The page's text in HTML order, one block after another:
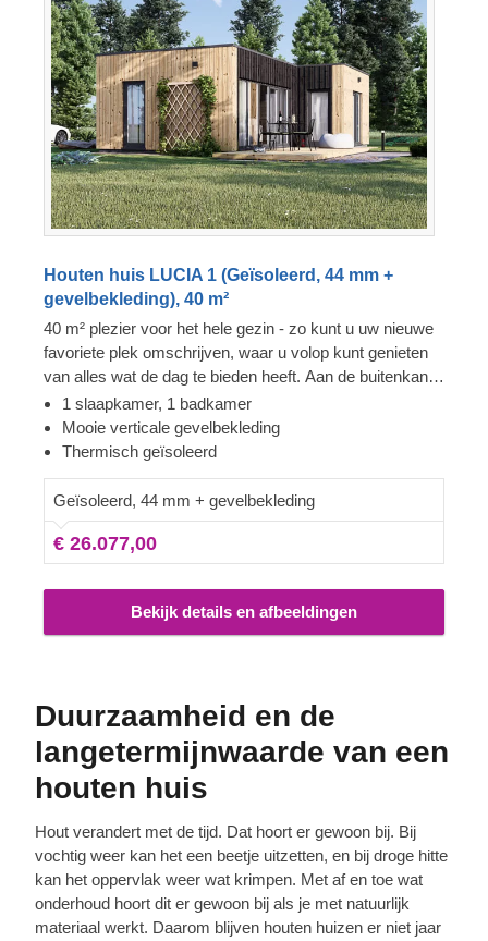
Houten huis LUCIA 1 (Geïsoleerd, 44 mm +
gevelbekleding), 40 m²
40 m² plezier voor het hele gezin - zo kunt u uw nieuwe
favoriete plek omschrijven, waar u volop kunt genieten
van alles wat de dag te bieden heeft. Aan de buitenkant
is het ontwerp zowel praktisch als harmonieus. Binnen
is het heerlijk comfortabel en slim ingedeeld, met een
keuken die uitnodigt tot experimenteren, een gezellige
voor een kingsize bed, en nog veel meer. Verken de
indeling en ontdek hoe uw droomhuis werkelijkheid
wordt met LUCIA I!
1 slaapkamer, 1 badkamer
Mooie verticale gevelbekleding
Thermisch geïsoleerd
Geïsoleerd, 44 mm + gevelbekleding
€ 26.077,00
Bekijk details en afbeeldingen
Duurzaamheid en de
langetermijnwaarde van een
houten huis
Hout verandert met de tijd. Dat hoort er gewoon bij. Bij
vochtig weer kan het een beetje uitzetten, en bij droge hitte
kan het oppervlak weer wat krimpen. Met af en toe wat
onderhoud hoort dit er gewoon bij als je met natuurlijk
materiaal werkt. Daarom blijven houten huizen er niet jaar